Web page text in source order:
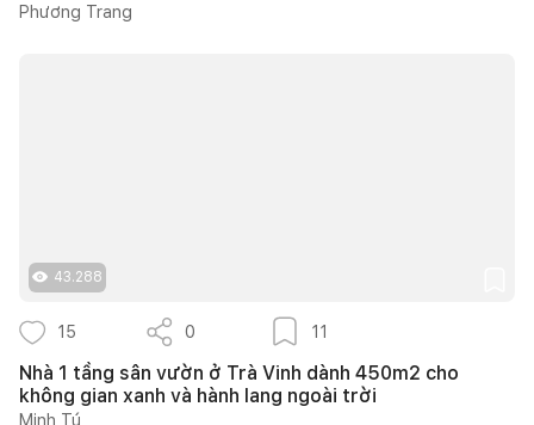
Phương Trang
43.288
15 0 11
Nhà 1 tầng sân vườn ở Trà Vinh dành 450m2 cho
không gian xanh và hành lang ngoài trời
Minh Tú